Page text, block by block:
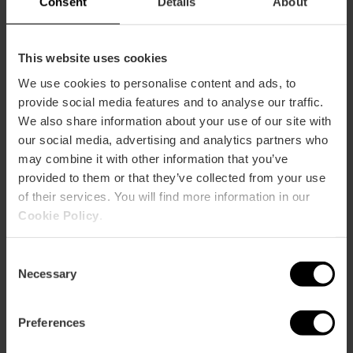
This website uses cookies
We use cookies to personalise content and ads, to
provide social media features and to analyse our traffic.
We also share information about your use of our site with
our social media, advertising and analytics partners who
may combine it with other information that you’ve
provided to them or that they’ve collected from your use
of their services. You will find more information in our
Cookie Policy
Selection
Necessary
Preferences
Conciertos en Loco
Club, la sala más
ecléctica de València
07/08/2026 - 07/08/2026
Festival «Sonido de